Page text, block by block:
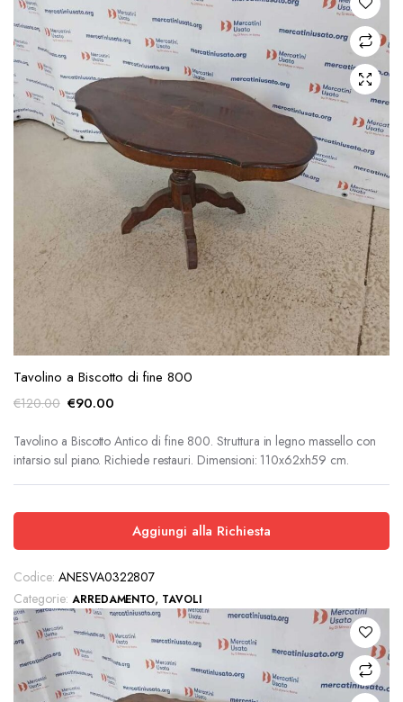
Tavolino a Biscotto di fine 800
€120.00 Il
originale
era:
€120.00.
€90.00Il
attuale
è:
€90.00.
Tavolino a Biscotto Antico di fine 800. Struttura in legno massello con
intarsio sul piano. Richiede restauri. Dimensioni: 110x62xh59 cm.
Aggiungi alla Richiesta
Codice: ANESVA0322807
Categorie: ARREDAMENTO, TAVOLI